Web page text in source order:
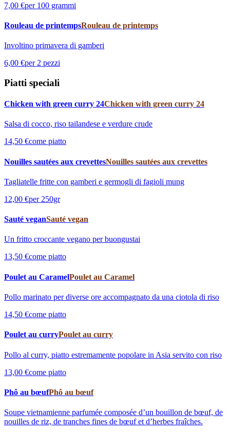
7,00 €per 100 grammi
Rouleau de printempsRouleau de printemps
Involtino primavera di gamberi
6,00 €per 2 pezzi
Piatti speciali
Chicken with green curry 24Chicken with green curry 24
Salsa di cocco, riso tailandese e verdure crude
14,50 €come piatto
Nouilles sautées aux crevettesNouilles sautées aux crevettes
Tagliatelle fritte con gamberi e germogli di fagioli mung
12,00 €per 250gr
Sauté veganSauté vegan
Un fritto croccante vegano per buongustai
13,50 €come piatto
Poulet au CaramelPoulet au Caramel
Pollo marinato per diverse ore accompagnato da una ciotola di riso
14,50 €come piatto
Poulet au curryPoulet au curry
Pollo al curry, piatto estremamente popolare in Asia servito con riso
13,00 €come piatto
Phô au bœufPhô au bœuf
Soupe vietnamienne parfumée composée d’un bouillon de bœuf, de
nouilles de riz, de tranches fines de bœuf et d’herbes fraîches.